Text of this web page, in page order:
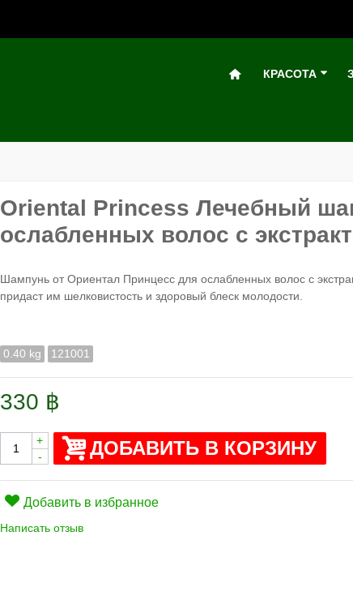
КРАСОТА
Oriental Princess Лечебный
ослабленных волос с
Шампунь от Ориентал Принцесс для ослабленных волос с
придаст им шелковистость и здоровый блеск молодости.
0.40 kg 121001
330 ฿
-
+ ДОБАВИТЬ В КОРЗИНУ
Добавить в избранное
Написать отзыв